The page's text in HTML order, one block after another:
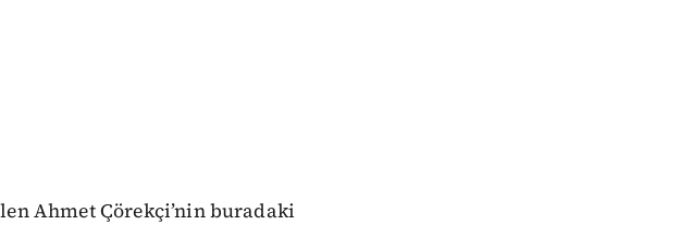
Ahmet Çörekçi’nin buradaki